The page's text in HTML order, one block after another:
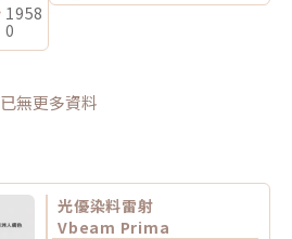
1958
0
已無更多資料
光優染料雷射
Vbeam Prima